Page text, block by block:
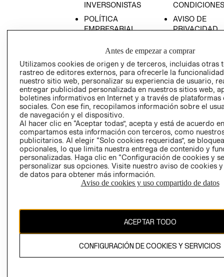
INVERSONISTAS
POLÍTICA
EMPRESARIAL
CONDICIONES
AVISO DE
PRIVACIDAD
AVISO DE
COOKIES
LIBRO DE
Ecuador ($)
CAMBIAR REGIÓN
El contenido de esta página web está protegido por copyright y es
propiedad de H&M Hennes & Mauritz AB.
Antes de empezar a comprar
Utilizamos cookies de origen y de terceros, incluidas otras
rastreo de editores externos, para ofrecerle la
nuestro sitio web, personalizar su experiencia de usuario,
entregar publicidad personalizada en nuestros sitios web,
boletines informativos en Internet y a través de plataformas
sociales. Con ese fin, recopilamos información sobre el
de navegación y el dispositivo.
Al hacer clic en “Aceptar todas”, acepta y está de acuerdo
compartamos esta información con terceros, como
publicitarios. Al elegir “Solo cookies requeridas”, se
opcionales, lo que limita nuestra entrega de contenido y
personalizadas. Haga clic en “Configuración de cookies y
personalizar sus opciones. Visite nuestro aviso de cookies
de datos para obtener más información.
Aviso de cookies y uso compartido de datos
ACEPTAR TODO
CONFIGURACIÓN DE COOKIES Y SERVICIOS